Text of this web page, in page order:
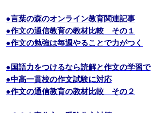
●言葉の森のオンライン教育関連記事
●作文の通信教育の教材比較 その１
●作文の勉強は毎週やることで力がつく
●国語力をつけるなら読解と作文の学習で
●中高一貫校の作文試験に対応
●作文の通信教育の教材比較 その２